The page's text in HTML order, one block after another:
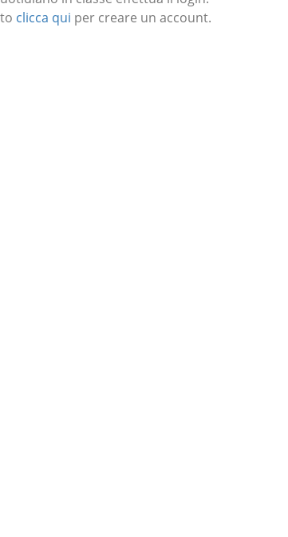
clicca qui per creare un account.